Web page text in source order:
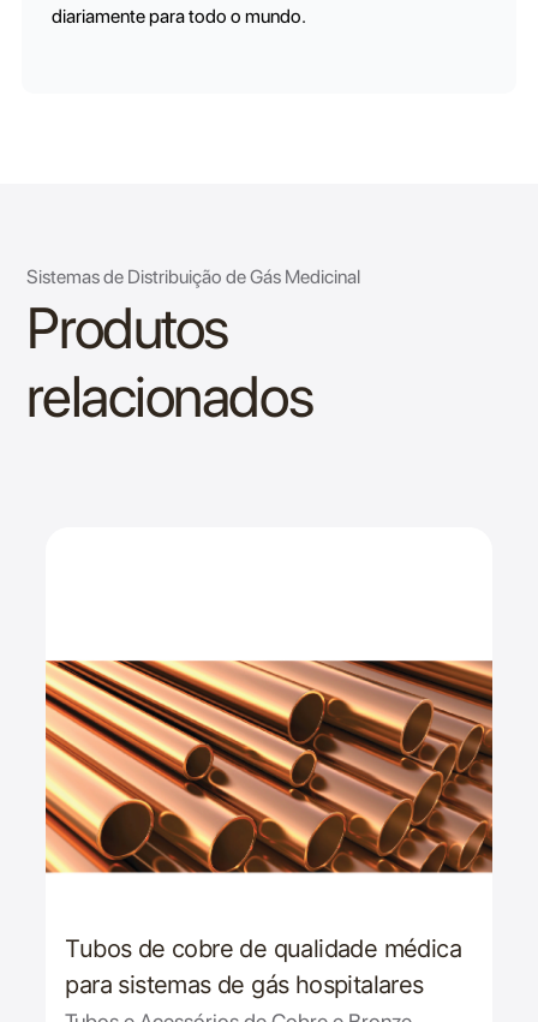
diariamente para todo o mundo.
Sistemas de Distribuição de Gás Medicinal
Produtos
relacionados
Tubos de cobre de qualidade médica
para sistemas de gás hospitalares